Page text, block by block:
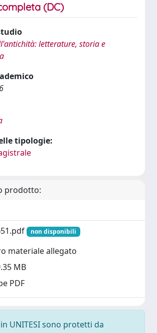
(DC)
letterature, storia e
tipologie:
prodotto:
non disponibili
materiale allegato
MB
PDF
UNITESI sono protetti da